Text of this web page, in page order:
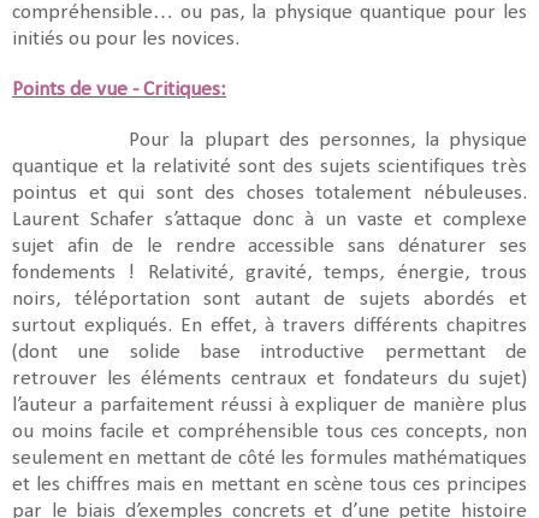
compréhensible… ou pas, la physique quantique pour les
initiés ou pour les novices.
Points de vue - Critiques:
Pour la plupart des personnes, la physique
quantique et la relativité sont des sujets scientifiques très
pointus et qui sont des choses totalement nébuleuses.
Laurent Schafer s’attaque donc à un vaste et complexe
sujet afin de le rendre accessible sans dénaturer ses
fondements ! Relativité, gravité, temps, énergie, trous
noirs, téléportation sont autant de sujets abordés et
surtout expliqués. En effet, à travers différents chapitres
(dont une solide base introductive permettant de
retrouver les éléments centraux et fondateurs du sujet)
l’auteur a parfaitement réussi à expliquer de manière plus
ou moins facile et compréhensible tous ces concepts, non
seulement en mettant de côté les formules mathématiques
et les chiffres mais en mettant en scène tous ces principes
par le biais d’exemples concrets et d’une petite histoire